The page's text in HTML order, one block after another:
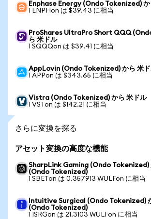
Enphase Energy (Ondo Tokenized) か
1 ENPHon は $39.43 に相当
ProShares UltraPro Short QQQ
ら 米ドル
1 SQQQon は $39.41 に相当
AppLovin (Ondo Tokenized) から 米
1 APPon は $343.65 に相当
Vistra (Ondo Tokenized) から 米ドル
1 VSTon は $142.21 に相当
さらに変換を探る
アセット変換の高度な機能
SharpLink Gaming (Ondo
(Ondo Tokenized)
1 SBETon は 0.357913 WULFon に相当
Intuitive Surgical (Ondo Tokenized)
(Ondo Tokenized)
1 ISRGon は 21.3103 WULFon に相当